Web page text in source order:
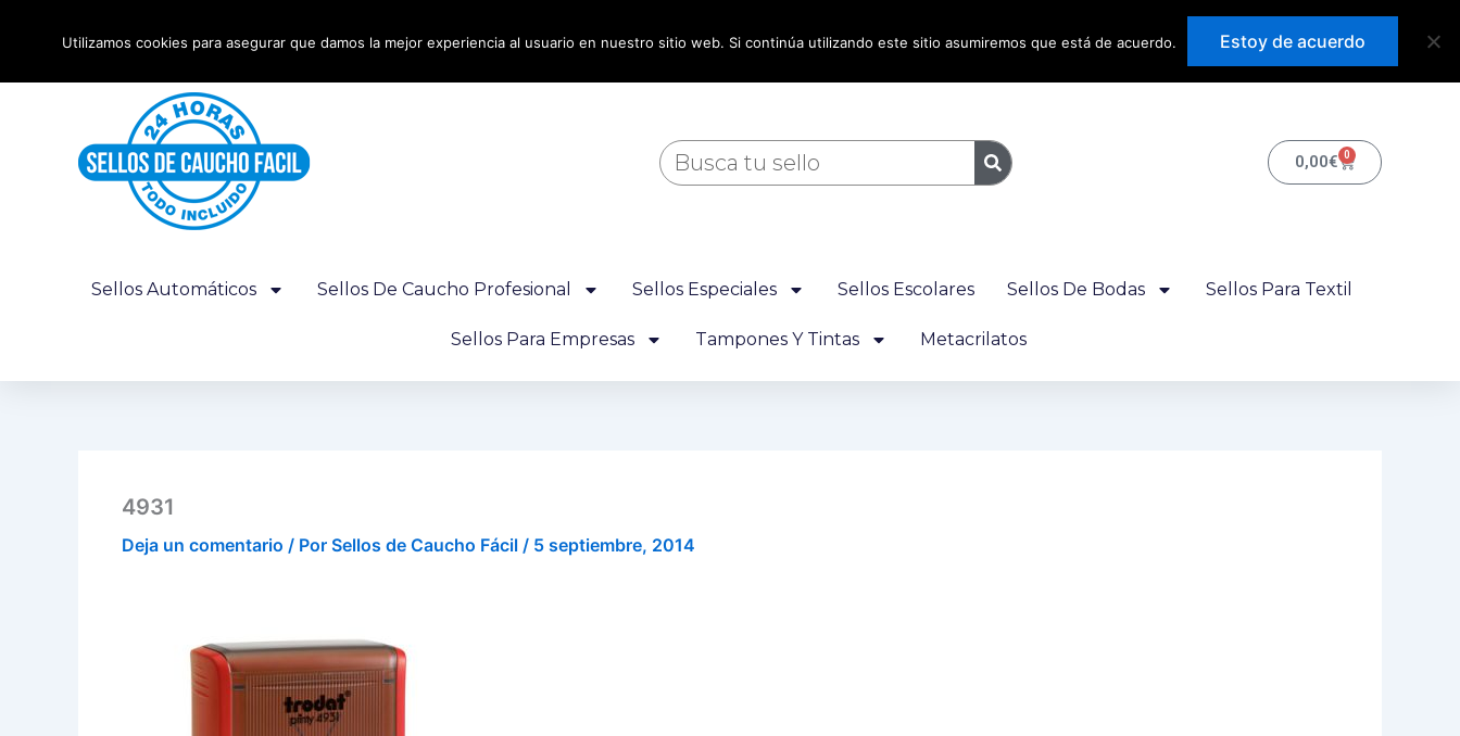
incluido
Buscar
0,00€ 0
Carrito
Sellos Automáticos Sellos De Caucho Profesional Sellos Especiales Sellos Escolares Sellos De Bodas Sellos Para Textil
Sellos Para Empresas Tampones Y Tintas Metacrilatos
4931
Deja un comentario / Por Sellos de Caucho Fácil / 5 septiembre, 2014
Utilizamos cookies para asegurar que damos la mejor experiencia al usuario en nuestro sitio web. Si continúa utilizando este sitio asumiremos que está de acuerdo. Estoy de acuerdo